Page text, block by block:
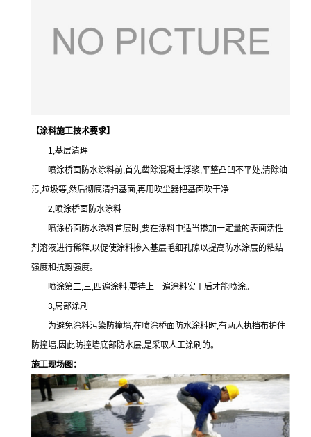
【涂料施工技术要求】
1,基层清理
喷涂桥面防水涂料前,首先凿除混凝土浮浆,平整凸凹不平处,清除油
污,垃圾等,然后彻底清扫基面,再用吹尘器把基面吹干净
2,喷涂桥面防水涂料
喷涂桥面防水涂料首层时,要在涂料中适当掺加一定量的表面活性
剂溶液进行稀释,以促使涂料掺入基层毛细孔隙以提高防水涂层的粘结
强度和抗剪强度。
喷涂第二,三,四遍涂料,要待上一遍涂料实干后才能喷涂。
3,局部涂刷
为避免涂料污染防撞墙,在喷涂桥面防水涂料时,有两人执挡布护住
防撞墙,因此防撞墙底部防水层,是采取人工涂刷的。
施工现场图：